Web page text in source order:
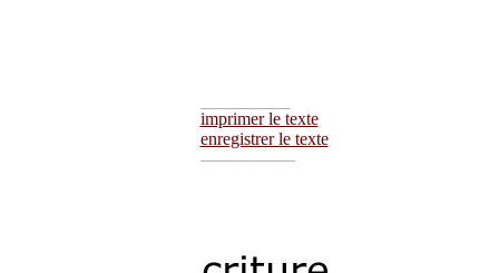
imprimer le texte
enregistrer le texte